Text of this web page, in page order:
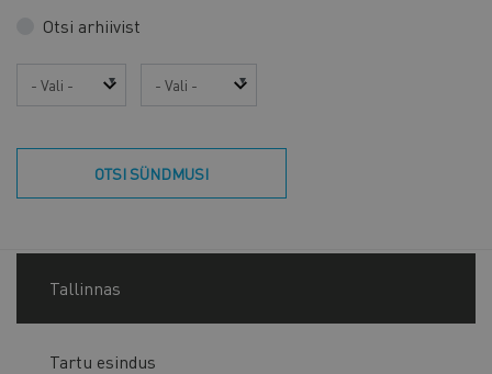
Otsi arhiivist
Aasta Kuu
OTSI SÜNDMUSI
Tallinnas
Tartu esindus